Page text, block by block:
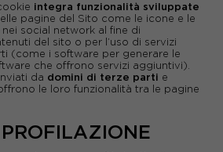
integra funzionalità sviluppate
pagine del Sito come le icone e le
social network al fine di
del sito o per l’uso di servizi
(come i software per generare le
che offrono servizi aggiuntivi).
da domini di terze parti e
le loro funzionalità tra le pagine